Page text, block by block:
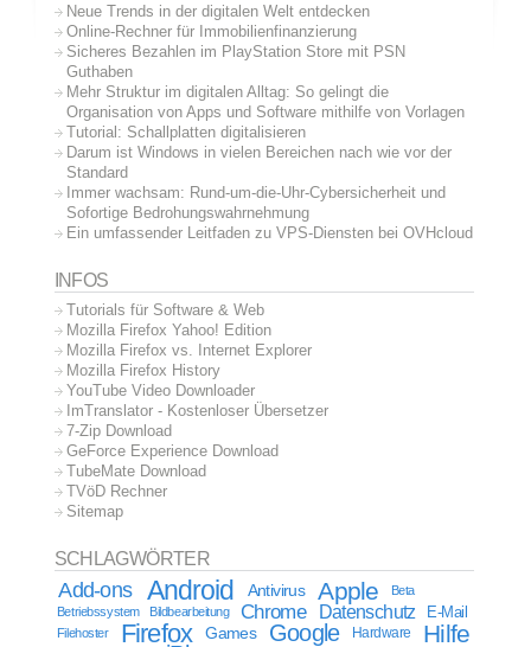
Neue Trends in der digitalen Welt entdecken
Online-Rechner für Immobilienfinanzierung
Sicheres Bezahlen im PlayStation Store mit PSN
Guthaben
Mehr Struktur im digitalen Alltag: So gelingt die
Organisation von Apps und Software mithilfe von Vorlagen
Tutorial: Schallplatten digitalisieren
Darum ist Windows in vielen Bereichen nach wie vor der
Standard
Immer wachsam: Rund-um-die-Uhr-Cybersicherheit und
Sofortige Bedrohungswahrnehmung
Ein umfassender Leitfaden zu VPS-Diensten bei OVHcloud
INFOS
Tutorials für Software & Web
Mozilla Firefox Yahoo! Edition
Mozilla Firefox vs. Internet Explorer
Mozilla Firefox History
YouTube Video Downloader
ImTranslator - Kostenloser Übersetzer
7-Zip Download
GeForce Experience Download
TubeMate Download
TVöD Rechner
Sitemap
SCHLAGWÖRTER
Add-ons Android Antivirus Apple
Beta
Betriebssystem
Bildbearbeitung Chrome Datenschutz E-Mail
Filehoster Firefox Games Google Hardware Hilfe